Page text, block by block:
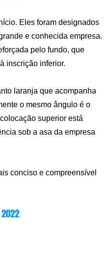
Eles foram designados
e conhecida empresa.
pelo fundo, que
inscrição inferior.
laranja que acompanha
o mesmo ângulo é o
superior está
sob a asa da empresa
conciso e compreensível
2022